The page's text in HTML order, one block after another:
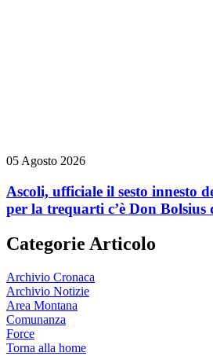
05 Agosto 2026
Ascoli, ufficiale il sesto innesto
per la trequarti c’è Don Bolsius
Categorie Articolo
Archivio Cronaca
Archivio Notizie
Area Montana
Comunanza
Force
Torna alla home